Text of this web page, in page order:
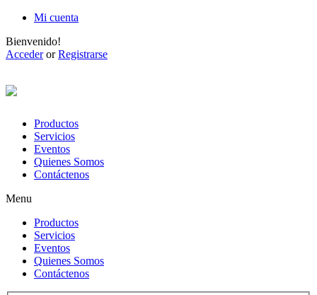
Mi cuenta
Bienvenido!
AccederorRegistrarse
Productos
Servicios
Eventos
Quienes Somos
Contáctenos
Menu
Productos
Servicios
Eventos
Quienes Somos
Contáctenos